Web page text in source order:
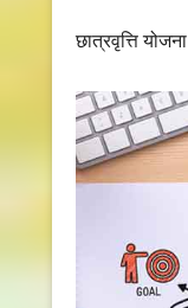
छात्रवृत्ति योजना